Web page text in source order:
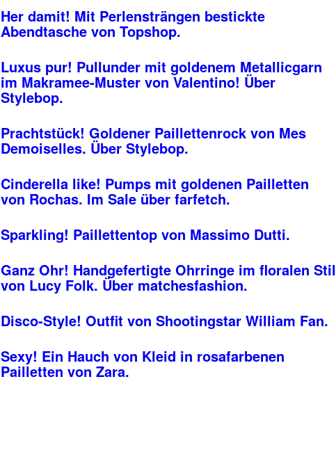
Her damit! Mit Perlensträngen bestickte
Abendtasche von Topshop.
Luxus pur! Pullunder mit goldenem Metallicgarn
im Makramee-Muster von Valentino! Über
Stylebop.
Prachtstück! Goldener Paillettenrock von Mes
Demoiselles. Über Stylebop.
Cinderella like! Pumps mit goldenen Pailletten
von Rochas. Im Sale über farfetch.
Sparkling! Paillettentop von Massimo Dutti.
Ganz Ohr! Handgefertigte Ohrringe im floralen Stil
von Lucy Folk. Über matchesfashion.
Disco-Style! Outfit von Shootingstar William Fan.
Sexy! Ein Hauch von Kleid in rosafarbenen
Pailletten von Zara.